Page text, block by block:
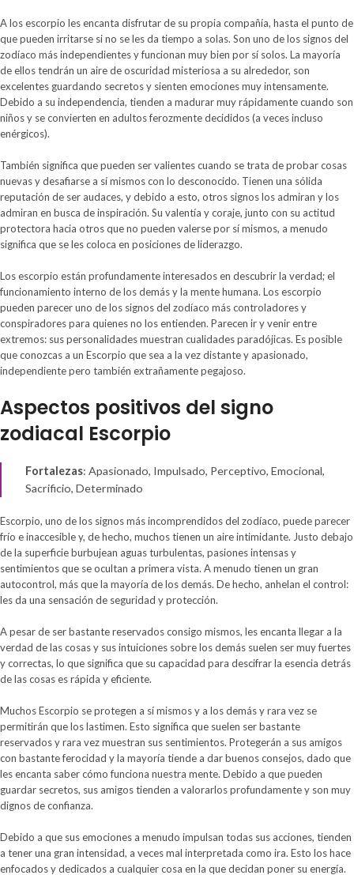
A los escorpio les encanta disfrutar de su propia compañía, hasta el punto de
que pueden irritarse si no se les da tiempo a solas. Son uno de los signos del
zodíaco más independientes y funcionan muy bien por sí solos. La mayoría
de ellos tendrán un aire de oscuridad misteriosa a su alrededor, son
excelentes guardando secretos y sienten emociones muy intensamente.
Debido a su independencia, tienden a madurar muy rápidamente cuando son
niños y se convierten en adultos ferozmente decididos (a veces incluso
enérgicos).
También significa que pueden ser valientes cuando se trata de probar cosas
nuevas y desafiarse a sí mismos con lo desconocido. Tienen una sólida
reputación de ser audaces, y debido a esto, otros signos los admiran y los
admiran en busca de inspiración. Su valentía y coraje, junto con su actitud
protectora hacia otros que no pueden valerse por sí mismos, a menudo
significa que se les coloca en posiciones de liderazgo.
Los escorpio están profundamente interesados ​​en descubrir la verdad; el
funcionamiento interno de los demás y la mente humana. Los escorpio
pueden parecer uno de los signos del zodíaco más controladores y
conspiradores para quienes no los entienden. Parecen ir y venir entre
extremos: sus personalidades muestran cualidades paradójicas. Es posible
que conozcas a un Escorpio que sea a la vez distante y apasionado,
independiente pero también extrañamente pegajoso.
Aspectos positivos del signo
zodiacal Escorpio
Fortalezas: Apasionado, Impulsado, Perceptivo, Emocional,
Sacrificio, Determinado
Escorpio, uno de los signos más incomprendidos del zodíaco, puede parecer
frío e inaccesible y, de hecho, muchos tienen un aire intimidante. Justo debajo
de la superficie burbujean aguas turbulentas, pasiones intensas y
sentimientos que se ocultan a primera vista. A menudo tienen un gran
autocontrol, más que la mayoría de los demás. De hecho, anhelan el control:
les da una sensación de seguridad y protección.
A pesar de ser bastante reservados consigo mismos, les encanta llegar a la
verdad de las cosas y sus intuiciones sobre los demás suelen ser muy fuertes
y correctas, lo que significa que su capacidad para descifrar la esencia detrás
de las cosas es rápida y eficiente.
Muchos Escorpio se protegen a sí mismos y a los demás y rara vez se
permitirán que los lastimen. Esto significa que suelen ser bastante
reservados y rara vez muestran sus sentimientos. Protegerán a sus amigos
con bastante ferocidad y la mayoría tiende a dar buenos consejos, dado que
les encanta saber cómo funciona nuestra mente. Debido a que pueden
guardar secretos, sus amigos tienden a valorarlos profundamente y son muy
dignos de confianza.
Debido a que sus emociones a menudo impulsan todas sus acciones, tienden
a tener una gran intensidad, a veces mal interpretada como ira. Esto los hace
enfocados y dedicados a cualquier cosa en la que decidan poner su energía.